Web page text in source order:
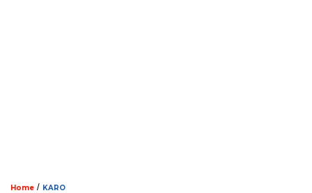
Home / KARO